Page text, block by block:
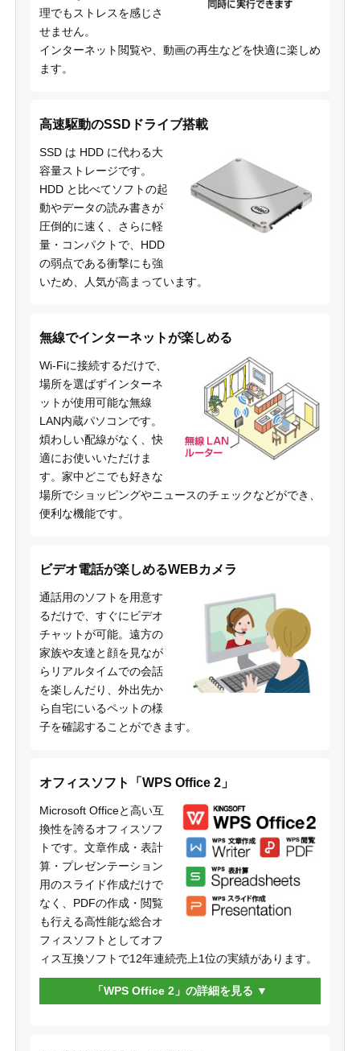
理でもストレスを感じさ
せません。
インターネット閲覧や、動画の再生などを快適に楽しめ
ます。
高速駆動のSSDドライブ搭載
SSD は HDD に代わる大
容量ストレージです。
HDD と比べてソフトの起
動やデータの読み書きが
圧倒的に速く、さらに軽
量・コンパクトで、HDD
の弱点である衝撃にも強
いため、人気が高まっています。
無線でインターネットが楽しめる
Wi-Fiに接続するだけで、
場所を選ばずインターネ
ットが使用可能な無線
LAN内蔵パソコンです。
煩わしい配線がなく、快
適にお使いいただけま
す。家中どこでも好きな
場所でショッピングやニュースのチェックなどができ、
便利な機能です。
ビデオ電話が楽しめるWEBカメラ
通話用のソフトを用意す
るだけで、すぐにビデオ
チャットが可能。遠方の
家族や友達と顔を見なが
らリアルタイムでの会話
を楽しんだり、外出先か
ら自宅にいるペットの様
子を確認することができます。
オフィスソフト「WPS Office 2」
Microsoft Officeと高い互
換性を誇るオフィスソフ
トです。文章作成・表計
算・プレゼンテーション
用のスライド作成だけで
なく、PDFの作成・閲覧
も行える高性能な総合オ
フィスソフトとしてオフ
ィス互換ソフトで12年連続売上1位の実績があります。
「WPS Office 2」の詳細を見る